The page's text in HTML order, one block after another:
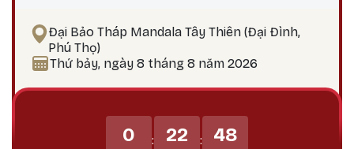
phiền não bám chấp khổ đau Tích lũy công đức,
hướng tới giác ngộ Tại sao nên thực hành vào
ngày 25? Theo lịch Kim Cương Thừa, ngày 25 là
Phật Bản Tôn Mẫu Tính.
Đại Bảo Tháp Mandala Tây Thiên (Đại Đình,
Phú Thọ)
Thứ bảy, ngày 8 tháng 8 năm 2026
0 : 22 : 48